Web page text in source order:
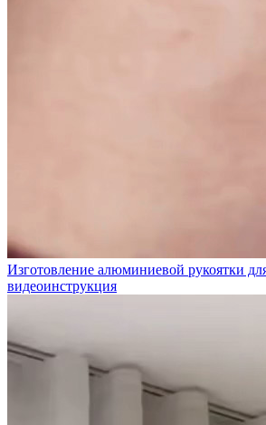
Изготовление алюминиевой рукоятки
видеоинструкция